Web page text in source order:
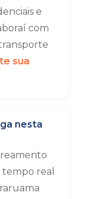
e
com
sua
nesta
real